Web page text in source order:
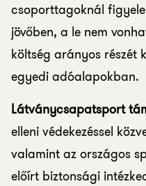
csoporttagoknál
jövőben, a le nem
költség arányos részét
egyedi adóalapokban.
Látványcsapatsport
elleni védekezéssel
valamint az országos
előírt biztonsági